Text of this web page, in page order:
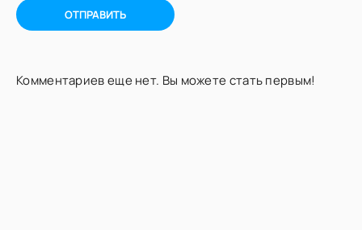
ОТПРАВИТЬ
Комментариев еще нет. Вы можете стать первым!